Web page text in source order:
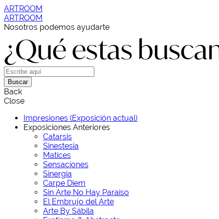
ARTROOM
ARTROOM
Nosotros podemos ayudarte
¿Qué estas
Buscar
Back
Close
Impresiones (Exposición actual)
Exposiciones Anteriores
Catarsis
Sinestesia
Matices
Sensaciones
Sinergia
Carpe Diem
Sin Arte No Hay Paraíso
El Embrujo del Arte
Arte By Sábila